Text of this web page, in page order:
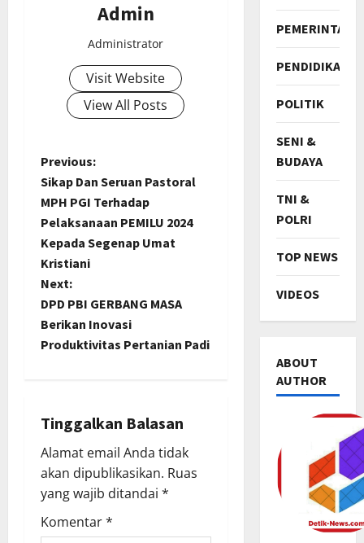
Admin
Administrator
Visit Website
View All Posts
P
o
s
t
n
a
g
a
t
Previous:
Sikap Dan Seruan Pastoral
MPH PGI Terhadap
Pelaksanaan PEMILU 2024
Kepada Segenap Umat
Kristiani
Next:
DPD PBI GERBANG MASA
Berikan Inovasi
Produktivitas Pertanian Padi
Tinggalkan Balasan
Alamat email Anda tidak
akan dipublikasikan. Ruas
yang wajib ditandai *
Komentar*
PEMERINTAH
PENDIDIKAN
POLITIK
SENI &
BUDAYA
TNI &
POLRI
TOP NEWS
VIDEOS
ABOUT
AUTHOR
TNI &
R
i
b
u
a